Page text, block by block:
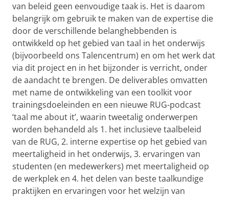
van beleid geen eenvoudige taak is. Het is daarom
belangrijk om gebruik te maken van de expertise die
door de verschillende belanghebbenden is
ontwikkeld op het gebied van taal in het onderwijs
(bijvoorbeeld ons Talencentrum) en om het werk dat
via dit project en in het bijzonder is verricht, onder
de aandacht te brengen. De deliverables omvatten
met name de ontwikkeling van een toolkit voor
trainingsdoeleinden en een nieuwe RUG-podcast
‘taal me about it’, waarin tweetalig onderwerpen
worden behandeld als 1. het inclusieve taalbeleid
van de RUG, 2. interne expertise op het gebied van
meertaligheid in het onderwijs, 3. ervaringen van
studenten (en medewerkers) met meertaligheid op
de werkplek en 4. het delen van beste taalkundige
praktijken en ervaringen voor het welzijn van